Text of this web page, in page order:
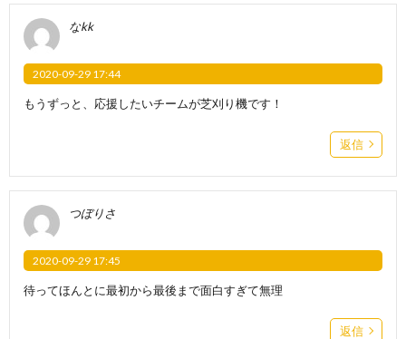
なkk
2020-09-29 17:44
もうずっと、応援したいチームが芝刈り機です！
返信
つぼりさ
2020-09-29 17:45
待ってほんとに最初から最後まで面白すぎて無理
返信